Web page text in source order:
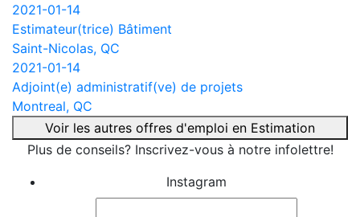
2021-01-14
Estimateur(trice) Bâtiment
Saint-Nicolas, QC
2021-01-14
Adjoint(e) administratif(ve) de projets
Montreal, QC
Voir les autres offres d'emploi en Estimation
Plus de conseils? Inscrivez-vous à notre infolettre!
Instagram